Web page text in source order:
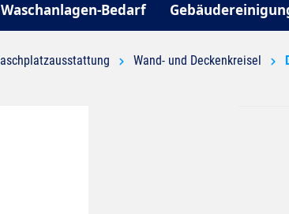
Waschanlagen-Bedarf
Wand- und Deckenkreisel